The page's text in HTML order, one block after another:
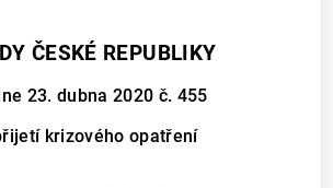
ČESKÉ REPUBLIKY
23. dubna 2020 č. 455
krizového opatření